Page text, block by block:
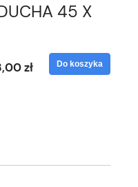
45 X
zł Do koszyka